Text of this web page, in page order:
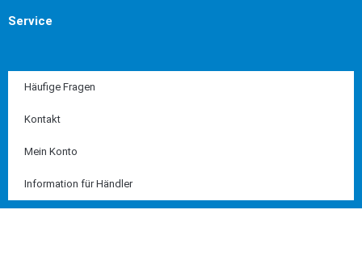
Service
Häufige Fragen
Kontakt
Mein Konto
Information für Händler